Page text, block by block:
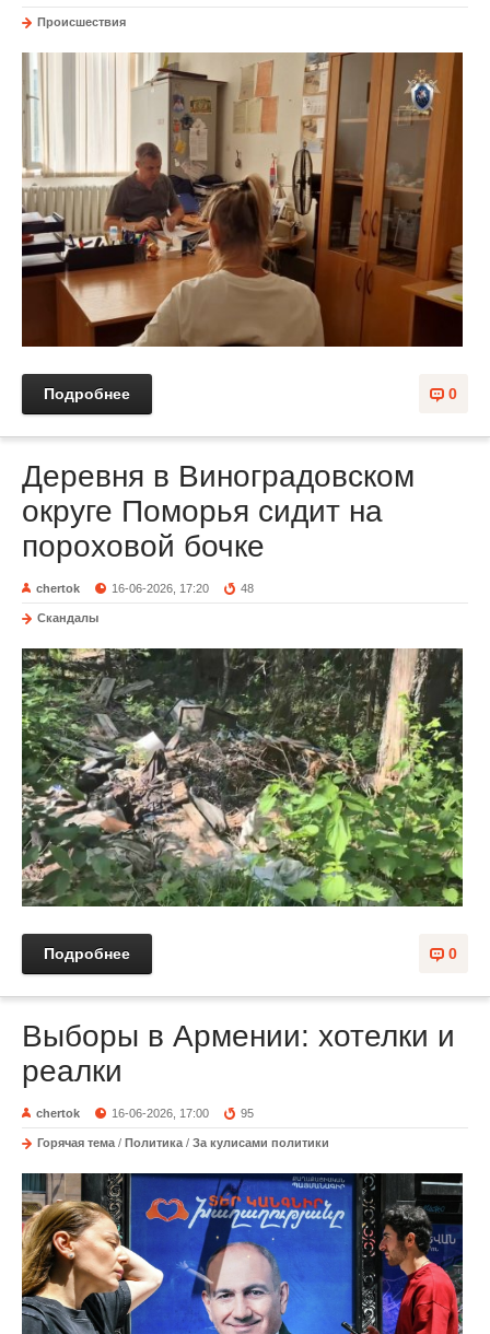
Происшествия
0
Подробнее
Деревня в Виноградовском
округе Поморья сидит на
пороховой бочке
chertok 16-06-2026, 17:20 48
Скандалы
0
Подробнее
Выборы в Армении: хотелки и
реалки
chertok 16-06-2026, 17:00 95
Горячая тема / Политика / За кулисами политики